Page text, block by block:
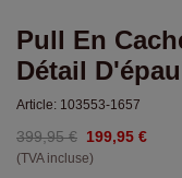
Pull En
Détail
Article: 103553-1657
399,95 € 199,95 €
(TVA incluse)